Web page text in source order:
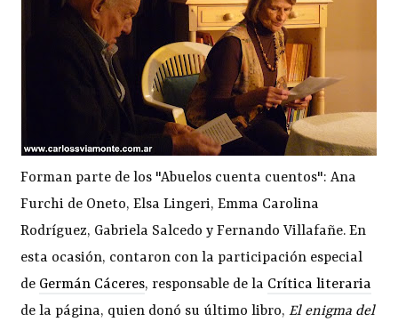
Forman parte de los "Abuelos cuenta cuentos": Ana
Furchi de Oneto, Elsa Lingeri, Emma Carolina
Rodríguez, Gabriela Salcedo y Fernando Villafañe. En
esta ocasión, contaron con la participación especial
de Germán Cáceres, responsable de la Crítica literaria
de la página, quien donó su último libro,El enigma del